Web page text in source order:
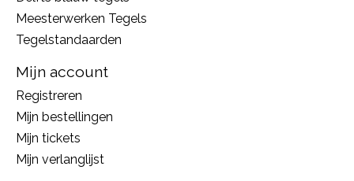
Meesterwerken Tegels
Tegelstandaarden
Mijn account
Registreren
Mijn bestellingen
Mijn tickets
Mijn verlanglijst